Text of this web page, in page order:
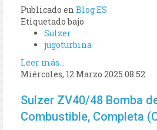
Publicado en Blog ES
Etiquetado bajo
Sulzer
jugoturbina
Leer más...
Miércoles, 12 Marzo 2025 08:52
Sulzer ZV40/48 Bomba
Combustible, Completa